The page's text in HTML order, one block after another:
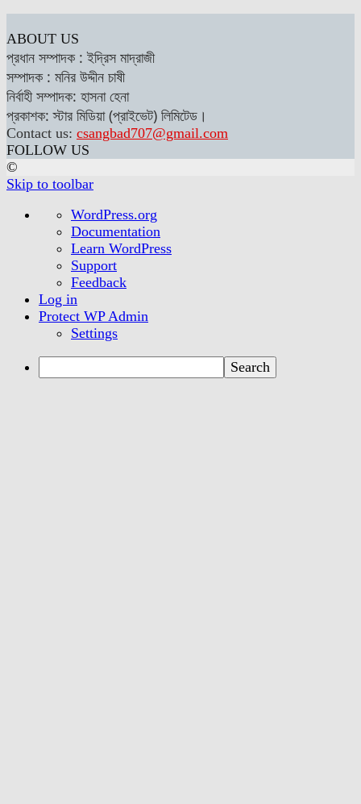
ABOUT US
প্রধান সম্পাদক : ইদ্রিস মাদ্রাজী
সম্পাদক : মনির উদ্দীন চাষী
নির্বাহী সম্পাদক: হাসনা হেনা
প্রকাশক: স্টার মিডিয়া (প্রাইভেট) লিমিটেড।
Contact us: csangbad707@gmail.com
FOLLOW US
©
Skip to toolbar
About
WordPress
WordPress.org
Documentation
Learn WordPress
Support
Feedback
Log in
Protect WP Admin
Settings
Search